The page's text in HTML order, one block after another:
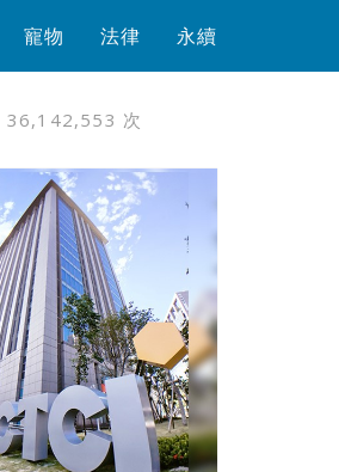
寵物 法律 永續
36,142,553 次